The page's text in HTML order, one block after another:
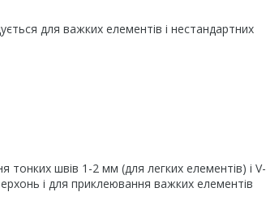
для важких елементів і нестандартних
швів 1-2 мм (для легких елементів) і V-
і для приклеювання важких елементів